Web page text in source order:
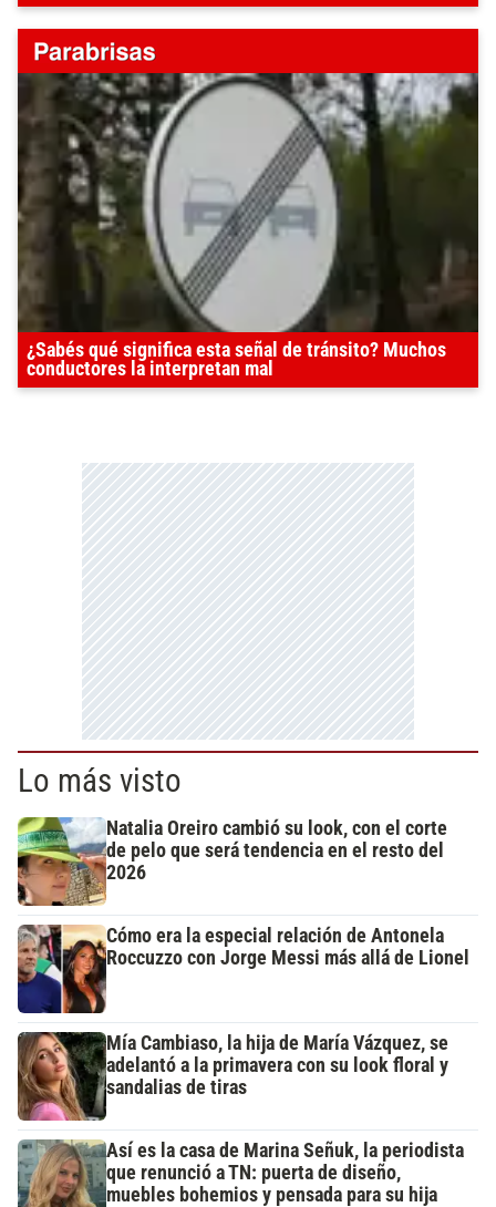
¿Sabés qué significa esta señal de tránsito? Muchos
conductores la interpretan mal
Lo más visto
Natalia Oreiro cambió su look, con el corte
de pelo que será tendencia en el resto del
2026
Cómo era la especial relación de Antonela
Roccuzzo con Jorge Messi más allá de Lionel
Mía Cambiaso, la hija de María Vázquez, se
adelantó a la primavera con su look floral y
sandalias de tiras
Así es la casa de Marina Señuk, la periodista
que renunció a TN: puerta de diseño,
muebles bohemios y pensada para su hija